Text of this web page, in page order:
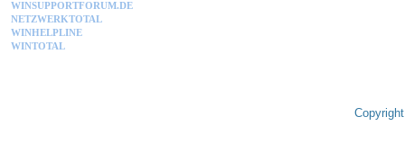
WINSUPPORTFORUM.DE
NETZWERKTOTAL
WINHELPLINE
WINTOTAL